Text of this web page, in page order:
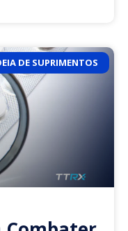
DE SUPRIMENTOS